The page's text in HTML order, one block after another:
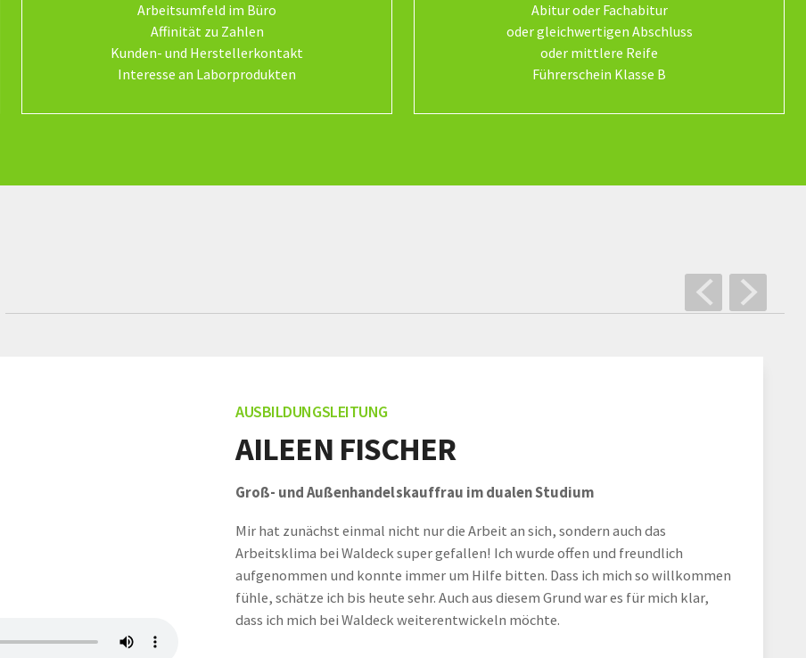
Arbeitsumfeld im Büro
Affinität zu Zahlen
Kunden- und Herstellerkontakt
Interesse an Laborprodukten
Abitur oder Fachabitur
oder gleichwertigen Abschluss
oder mittlere Reife
Führerschein Klasse B
AUSBILDUNGSLEITUNG
AILEEN FISCHER
Groß- und Außenhandelskauffrau im dualen Studium
Mir hat zunächst einmal nicht nur die Arbeit an sich, sondern auch das
Arbeitsklima bei Waldeck super gefallen! Ich wurde offen und freundlich
aufgenommen und konnte immer um Hilfe bitten. Dass ich mich so willkommen
fühle, schätze ich bis heute sehr. Auch aus diesem Grund war es für mich klar,
dass ich mich bei Waldeck weiterentwickeln möchte.